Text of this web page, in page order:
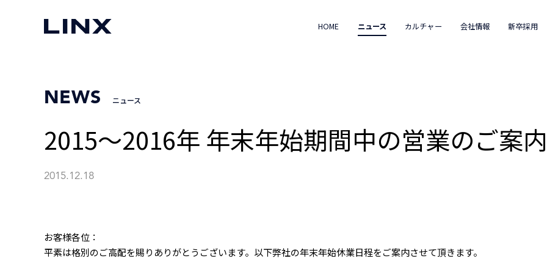
HOME ニュース カルチャー 会社情報 新卒採用
NEWS ニュース
2015～2016年 年末年始期間中の営業のご案内
2015.12.18
お客様各位：
平素は格別のご高配を賜りありがとうございます。以下弊社の年末年始休業日程をご案内させて頂きます。